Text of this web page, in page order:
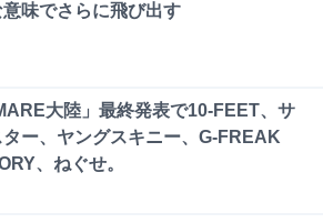
意味でさらに飛び出す
大陸」最終発表で10-FEET、サ
ー、ヤングスキニー、G-FREAK
、ねぐせ。